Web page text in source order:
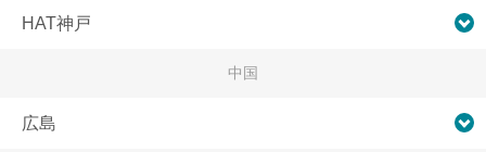
HAT神戸
中国
広島